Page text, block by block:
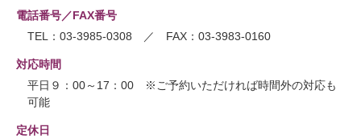
電話番号／FAX番号
TEL：03-3985-0308 ／ FAX：03-3983-0160
対応時間
平日９：00～17：00 ※ご予約いただければ時間外の対応も
可能
定休日